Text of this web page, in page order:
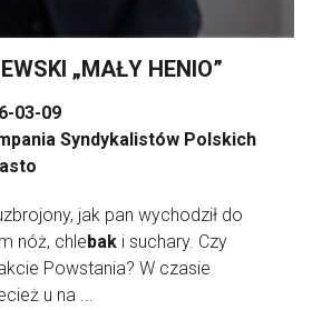
„MAŁY HENIO”
03-09
Syndykalistów Polskich
jak pan wychodził do
nóż, chlebak i suchary. Czy
Powstania? W czasie
u na ...